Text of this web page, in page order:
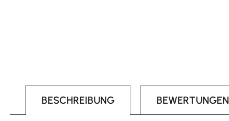
BESCHREIBUNG BEWERTUNGEN